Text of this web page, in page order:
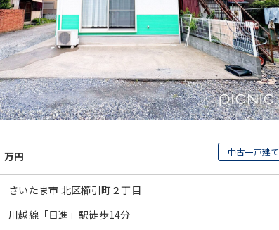
万円 中古一戸建て
さいたま市 北区櫛引町２丁目
川越線「日進」駅徒歩14分